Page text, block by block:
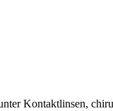
Kontaktlinsen,